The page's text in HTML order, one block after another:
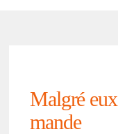
Malgré
mande